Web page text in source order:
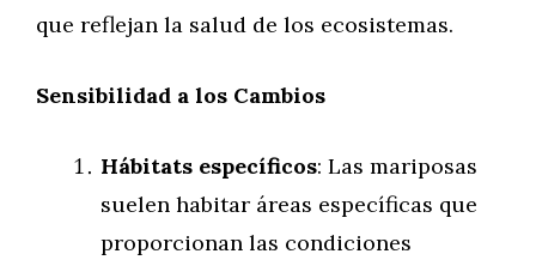
que reflejan la salud de los ecosistemas.
Sensibilidad a los Cambios
Hábitats específicos: Las mariposas
suelen habitar áreas específicas que
proporcionan las condiciones